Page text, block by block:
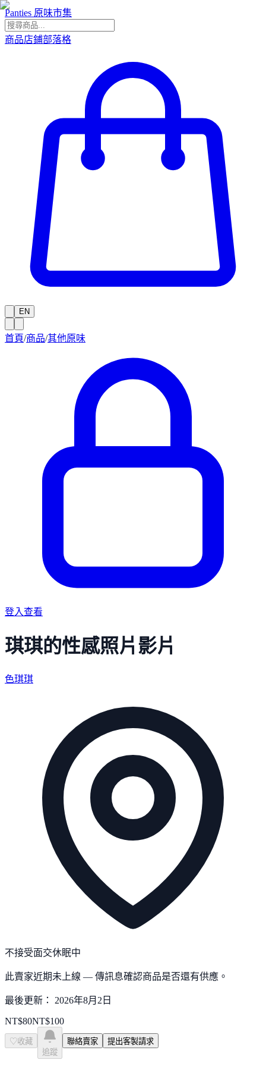
Panties 原味市集
商品店鋪部落格
EN
首頁/商品/其他原味
登入查看
琪琪的性感照片影片
色琪琪
不接受面交休眠中
此賣家近期未上線 — 傳訊息確認商品是否還有供應。
最後更新： 2026年8月2日
NT$80NT$100
♡ 收藏
追蹤
聯絡賣家 提出客製請求